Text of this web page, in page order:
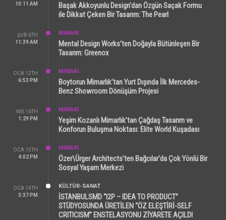
10:11 AM
Başak Akkoyunlu Design’dan Özgün Saçak Formu
ile Dikkat Çeken Bir Tasarım: The Pearl
ŞUB 6TH
11:39 AM
MİMARİ
Mental Design Works’ten Doğayla Bütünleşen Bir
Tasarım: Greenox
OCA 12TH
6:53 PM
MİMARİ
Boytorun Mimarlık’tan Yurt Dışında İlk Mercedes-
Benz Showroom Dönüşüm Projesi
NIS 16TH
1:29 PM
MİMARİ
Yeşim Kozanlı Mimarlık’tan Çağdaş Tasarım ve
Konforun Buluşma Noktası: Elite World Kuşadası
OCA 15TH
4:02 PM
MİMARİ
Özer\Ürger Architects’ten Bağcılar’da Çok Yönlü Bir
Sosyal Yaşam Merkezi
OCA 14TH
3:37 PM
KÜLTÜR-SANAT
İSTANBULSMD “I2P – IDEA TO PRODUCT”
STÜDYOSUNDA ÜRETİLEN “ÖZ ELEŞTİRİ-SELF
CRITICISM” ENSTELASYONU ZİYARETE AÇILDI